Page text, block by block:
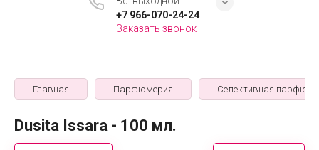
+7 966-070-24-24
Заказать звонок
Главная Парфюмерия Селективная
Dusita Issara - 100 мл.